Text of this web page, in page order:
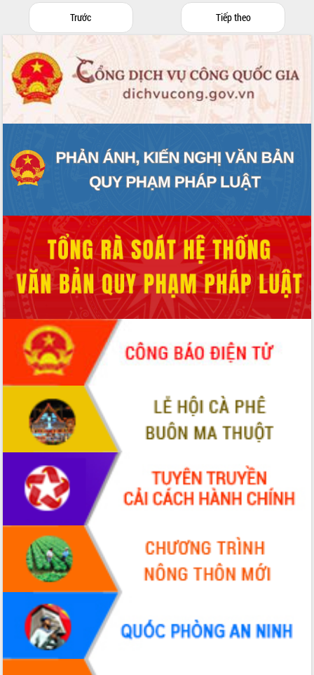
Trước Tiếp theo